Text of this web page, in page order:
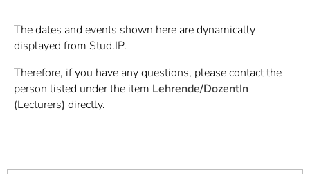
9]
Zur
Brotkrumennavigation
springen[ Access-Key
]
The dates and events shown here are dynamically
displayed from Stud.IP.
Therefore, if you have any questions, please contact the
person listed under the item Lehrende/DozentIn
(Lecturers) directly.